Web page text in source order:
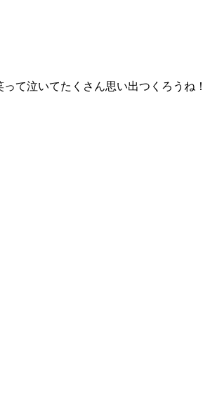
て泣いてたくさん思い出つくろうね